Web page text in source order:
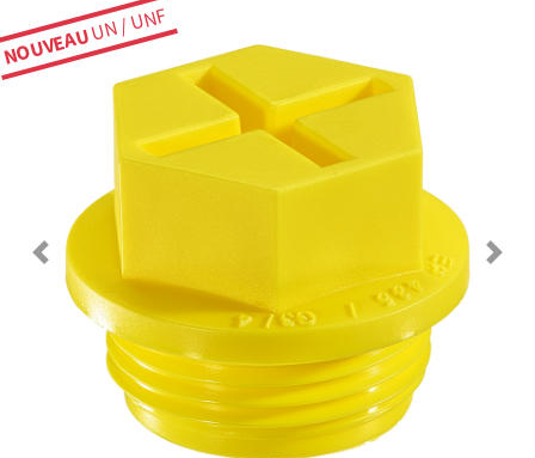
NOUVEAUUN / UNF
Previous Next